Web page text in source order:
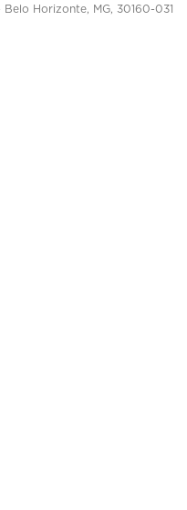
Horizonte, MG, 30160-031